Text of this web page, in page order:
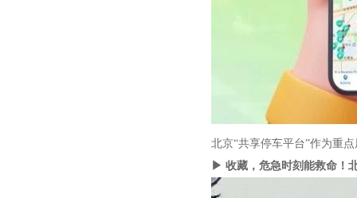
北京“共享停车平台”作为重
▶ 收藏，危急时刻能救命！